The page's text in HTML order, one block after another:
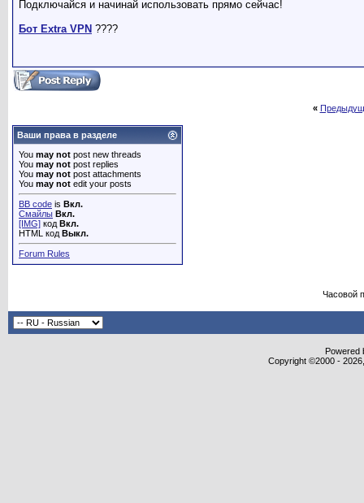
Подключайся и начинай использовать прямо сейчас!
Бот Extra VPN ????
«
Ваши права в разделе
You may not post new threads
You may not post replies
You may not post attachments
You may not edit your posts
BB code is Вкл.
Смайлы Вкл.
[IMG] код Вкл.
HTML код Выкл.
Forum Rules
Часовой
Powered
Copyright ©2000 -